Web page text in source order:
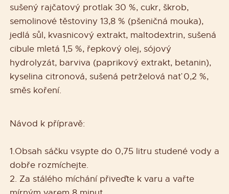
sušený rajčatový protlak 30 %, cukr, škrob,
semolinové těstoviny 13,8 % (pšeničná mouka),
jedlá sůl, kvasnicový extrakt, maltodextrin, sušená
cibule mletá 1,5 %, řepkový olej, sójový
hydrolyzát, barviva (paprikový extrakt, betanin),
kyselina citronová, sušená petrželová nať 0,2 %,
směs koření.
Návod k přípravě:
1.Obsah sáčku vsypte do 0,75 litru studené vody a
dobře rozmíchejte.
2. Za stálého míchání přiveďte k varu a vařte